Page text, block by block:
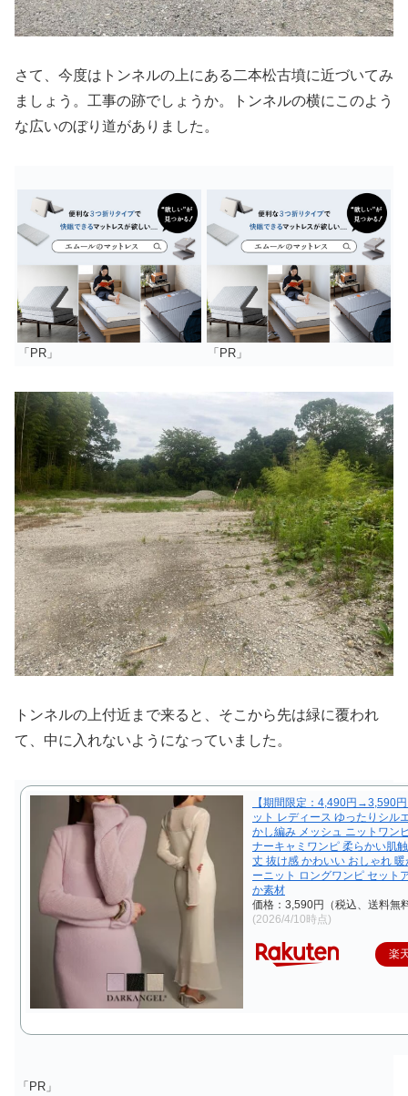
さて、今度はトンネルの上にある二本松古墳に近づいてみ
ましょう。工事の跡でしょうか。トンネルの横にこのよう
な広いのぼり道がありました。
「PR」 「PR」
トンネルの上付近まで来ると、そこから先は緑に覆われ
て、中に入れないようになっていました。
【期間限定：4,490円→3,590
ット レディース ゆったりシ
かし編み メッシュ ニットワン
ナーキャミワンピ 柔らかい肌
丈 抜け感 かわいい おしゃれ
ーニット ロングワンピ セット
か素材
価格：3,590円（税込、送料無
(2026/4/10時点)
楽
「PR」